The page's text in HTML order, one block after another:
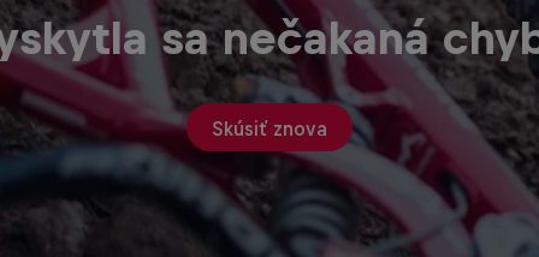
sa nečakaná
Skúsiť znova